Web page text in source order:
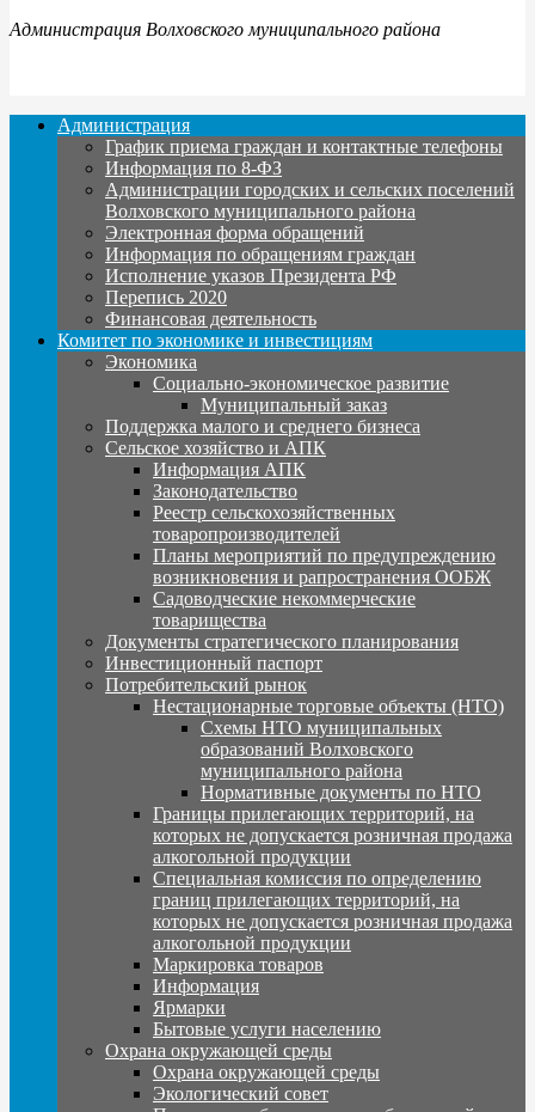
Администрация Волховского муниципального района
Администрация
График приема граждан и контактные телефоны
Информация по 8-ФЗ
Администрации городских и сельских поселений
Волховского муниципального района
Электронная форма обращений
Информация по обращениям граждан
Исполнение указов Президента РФ
Перепись 2020
Финансовая деятельность
Комитет по экономике и инвестициям
Экономика
Социально-экономическое развитие
Муниципальный заказ
Поддержка малого и среднего бизнеса
Сельское хозяйство и АПК
Информация АПК
Законодательство
Реестр сельскохозяйственных
товаропроизводителей
Планы мероприятий по предупреждению
возникновения и рапространения ООБЖ
Садоводческие некоммерческие
товарищества
Документы стратегического планирования
Инвестиционный паспорт
Потребительский рынок
Нестационарные торговые объекты (НТО)
Схемы НТО муниципальных
образований Волховского
муниципального района
Нормативные документы по НТО
Границы прилегающих территорий, на
которых не допускается розничная продажа
алкогольной продукции
Специальная комиссия по определению
границ прилегающих территорий, на
которых не допускается розничная продажа
алкогольной продукции
Маркировка товаров
Информация
Ярмарки
Бытовые услуги населению
Охрана окружающей среды
Охрана окружающей среды
Экологический совет